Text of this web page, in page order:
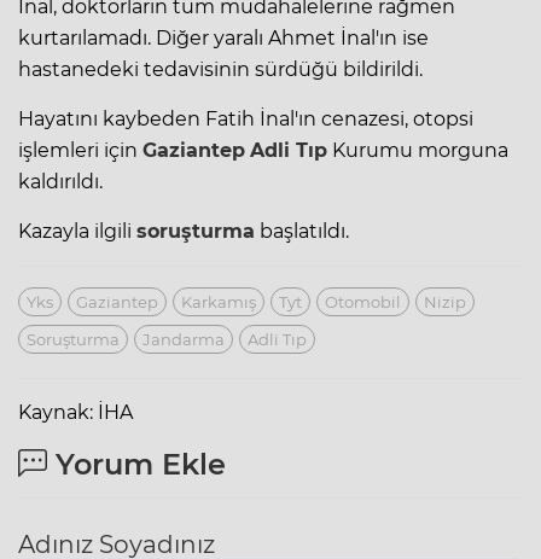
İnal, doktorların tüm müdahalelerine rağmen
kurtarılamadı. Diğer yaralı Ahmet İnal'ın ise
hastanedeki tedavisinin sürdüğü bildirildi.
Hayatını kaybeden Fatih İnal'ın cenazesi, otopsi
işlemleri için Gaziantep Adli Tıp Kurumu morguna
kaldırıldı.
Kazayla ilgili soruşturma başlatıldı.
Yks Gaziantep Karkamış Tyt Otomobil
Nizip
Soruşturma
Jandarma Adli Tıp
Kaynak: İHA
Yorum Ekle
Adınız Soyadınız